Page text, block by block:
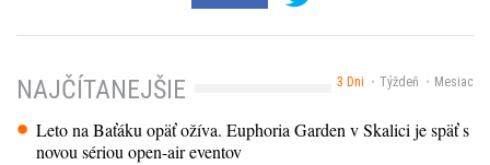
3 Dni Týždeň Mesiac
NAJČÍTANEJŠIE
Leto na Baťáku opäť ožíva. Euphoria Garden v Skalici je späť s
novou sériou open-air eventov